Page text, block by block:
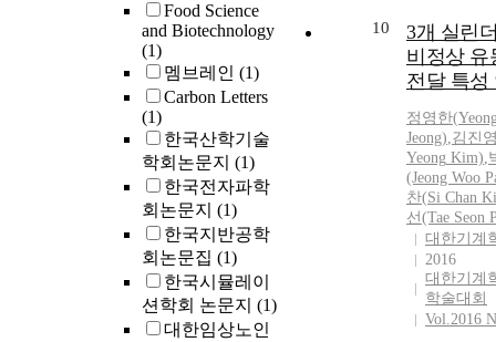
Food Science
and Biotechnology
(1)
멤브레인 (1)
Carbon Letters
(1)
한국산학기술
학회논문지 (1)
한국전자파학
회논문지 (1)
한국지반공학
회논문집 (1)
한국시뮬레이
션학회 논문지 (1)
대한임상노인
were -27.7 ±
(n=100) for
and -5.7 ±
respectively,
agreement
recommended
within the
method
study will help
studying
and tracing
TOC in the
environment.
수 있다. 이에
러한 합병증
주의 해야 한
은 급성 관상
이 있었던 47
자에서 이와
을 경험하였
단 및 치료적
등으로 호전
를 1예 경험
헌고찰과 함
바이다.
are
used in post-
10
3개 실린
비정상 유
전달 특성
정영한(
Jeong),김진
Yeong Kim),
(Jeong Woo
찬(Si Chan
선(Tae Seon
대한기계
2016
대한기계
학술대회
Vol.2016